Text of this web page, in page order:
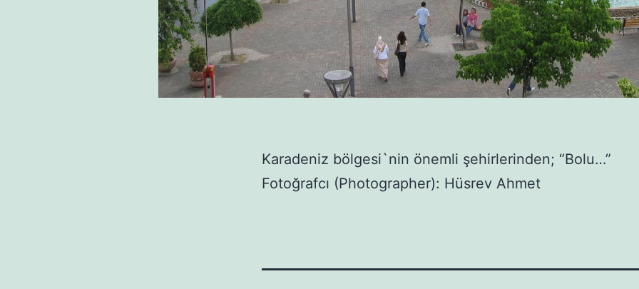
Karadeniz bölgesi`nin önemli şehirlerinden; “Bolu…”
Fotoğrafcı (Photographer): Hüsrev Ahmet